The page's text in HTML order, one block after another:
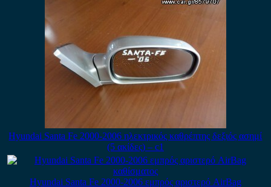
Hyundai Santa Fe 2000-2006 ηλεκτρικός καθρέπτης δεξιός ασημί
(5 ακίδες) – c1
Hyundai Santa Fe 2000-2006 εμπρός αριστερό AirBag